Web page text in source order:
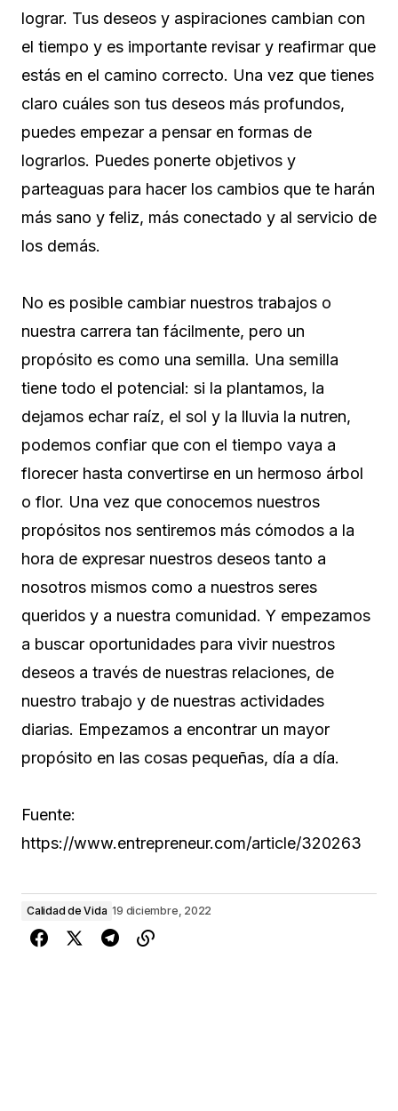
lograr. Tus deseos y aspiraciones cambian con
el tiempo y es importante revisar y reafirmar que
estás en el camino correcto. Una vez que tienes
claro cuáles son tus deseos más profundos,
puedes empezar a pensar en formas de
lograrlos. Puedes ponerte objetivos y
parteaguas para hacer los cambios que te harán
más sano y feliz, más conectado y al servicio de
los demás.
No es posible cambiar nuestros trabajos o
nuestra carrera tan fácilmente, pero un
propósito es como una semilla. Una semilla
tiene todo el potencial: si la plantamos, la
dejamos echar raíz, el sol y la lluvia la nutren,
podemos confiar que con el tiempo vaya a
florecer hasta convertirse en un hermoso árbol
o flor. Una vez que conocemos nuestros
propósitos nos sentiremos más cómodos a la
hora de expresar nuestros deseos tanto a
nosotros mismos como a nuestros seres
queridos y a nuestra comunidad. Y empezamos
a buscar oportunidades para vivir nuestros
deseos a través de nuestras relaciones, de
nuestro trabajo y de nuestras actividades
diarias. Empezamos a encontrar un mayor
propósito en las cosas pequeñas, día a día.
Fuente:
https://www.entrepreneur.com/article/320263
Calidad de Vida 19 diciembre, 2022